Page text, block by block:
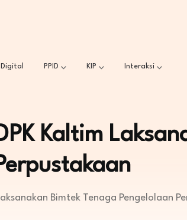
PPID KIP Interaksi
Kaltim
Bimtek Tenaga Pengelolaan